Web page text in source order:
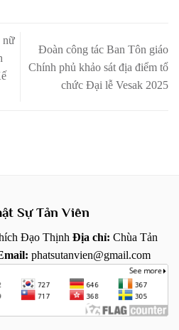
nữ
Đoàn công tác Ban Tôn giáo
Chính phủ khảo sát địa điểm tổ
chức Đại lễ Vesak 2025
Sự Tản Viên
Đạo Thịnh Địa chỉ: Chùa Tản
phatsutanvien@gmail.com